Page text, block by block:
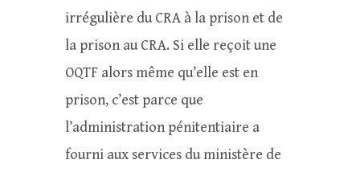
irrégulière du CRA à la prison et de
la prison au CRA. Si elle reçoit une
OQTF alors même qu’elle est en
prison, c’est parce que
l’administration pénitentiaire a
fourni aux services du ministère de